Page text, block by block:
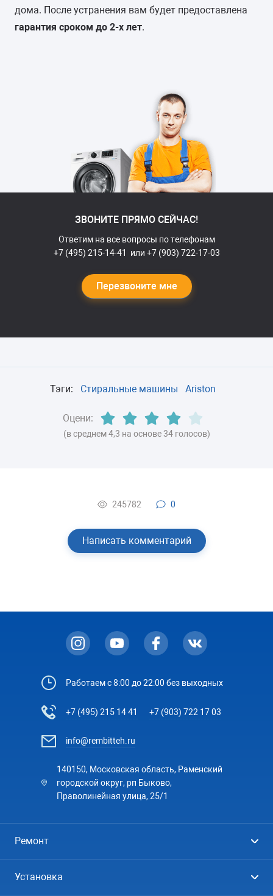
дома. После устранения вам будет предоставлена
гарантия сроком до 2-х лет.
ЗВОНИТЕ ПРЯМО СЕЙЧАС!
Ответим на все вопросы по телефонам
+7 (495) 215-14-41
или +7 (903) 722-17-03
Перезвоните мне
Тэги: Стиральные машины Ariston
Оцени:
(в среднем 4,3 на основе 34 голосов)
245782 0
Написать комментарий
Работаем с 8:00 до 22:00 без выходных
+7 (495) 215 14 41 +7 (903) 722 17 03
info@rembitteh.ru
140150, Московская область, Раменский
городской округ, рп Быково,
Праволинейная улица, 25/1
Ремонт
Установка